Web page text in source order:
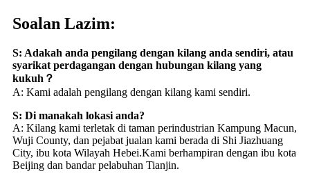
Soalan Lazim:
S: Adakah anda pengilang dengan kilang anda sendiri, atau
syarikat perdagangan dengan hubungan kilang yang
kukuh？
A: Kami adalah pengilang dengan kilang kami sendiri.
S: Di manakah lokasi anda?
A: Kilang kami terletak di taman perindustrian Kampung Macun,
Wuji County, dan pejabat jualan kami berada di Shi Jiazhuang
City, ibu kota Wilayah Hebei.Kami berhampiran dengan ibu kota
Beijing dan bandar pelabuhan Tianjin.